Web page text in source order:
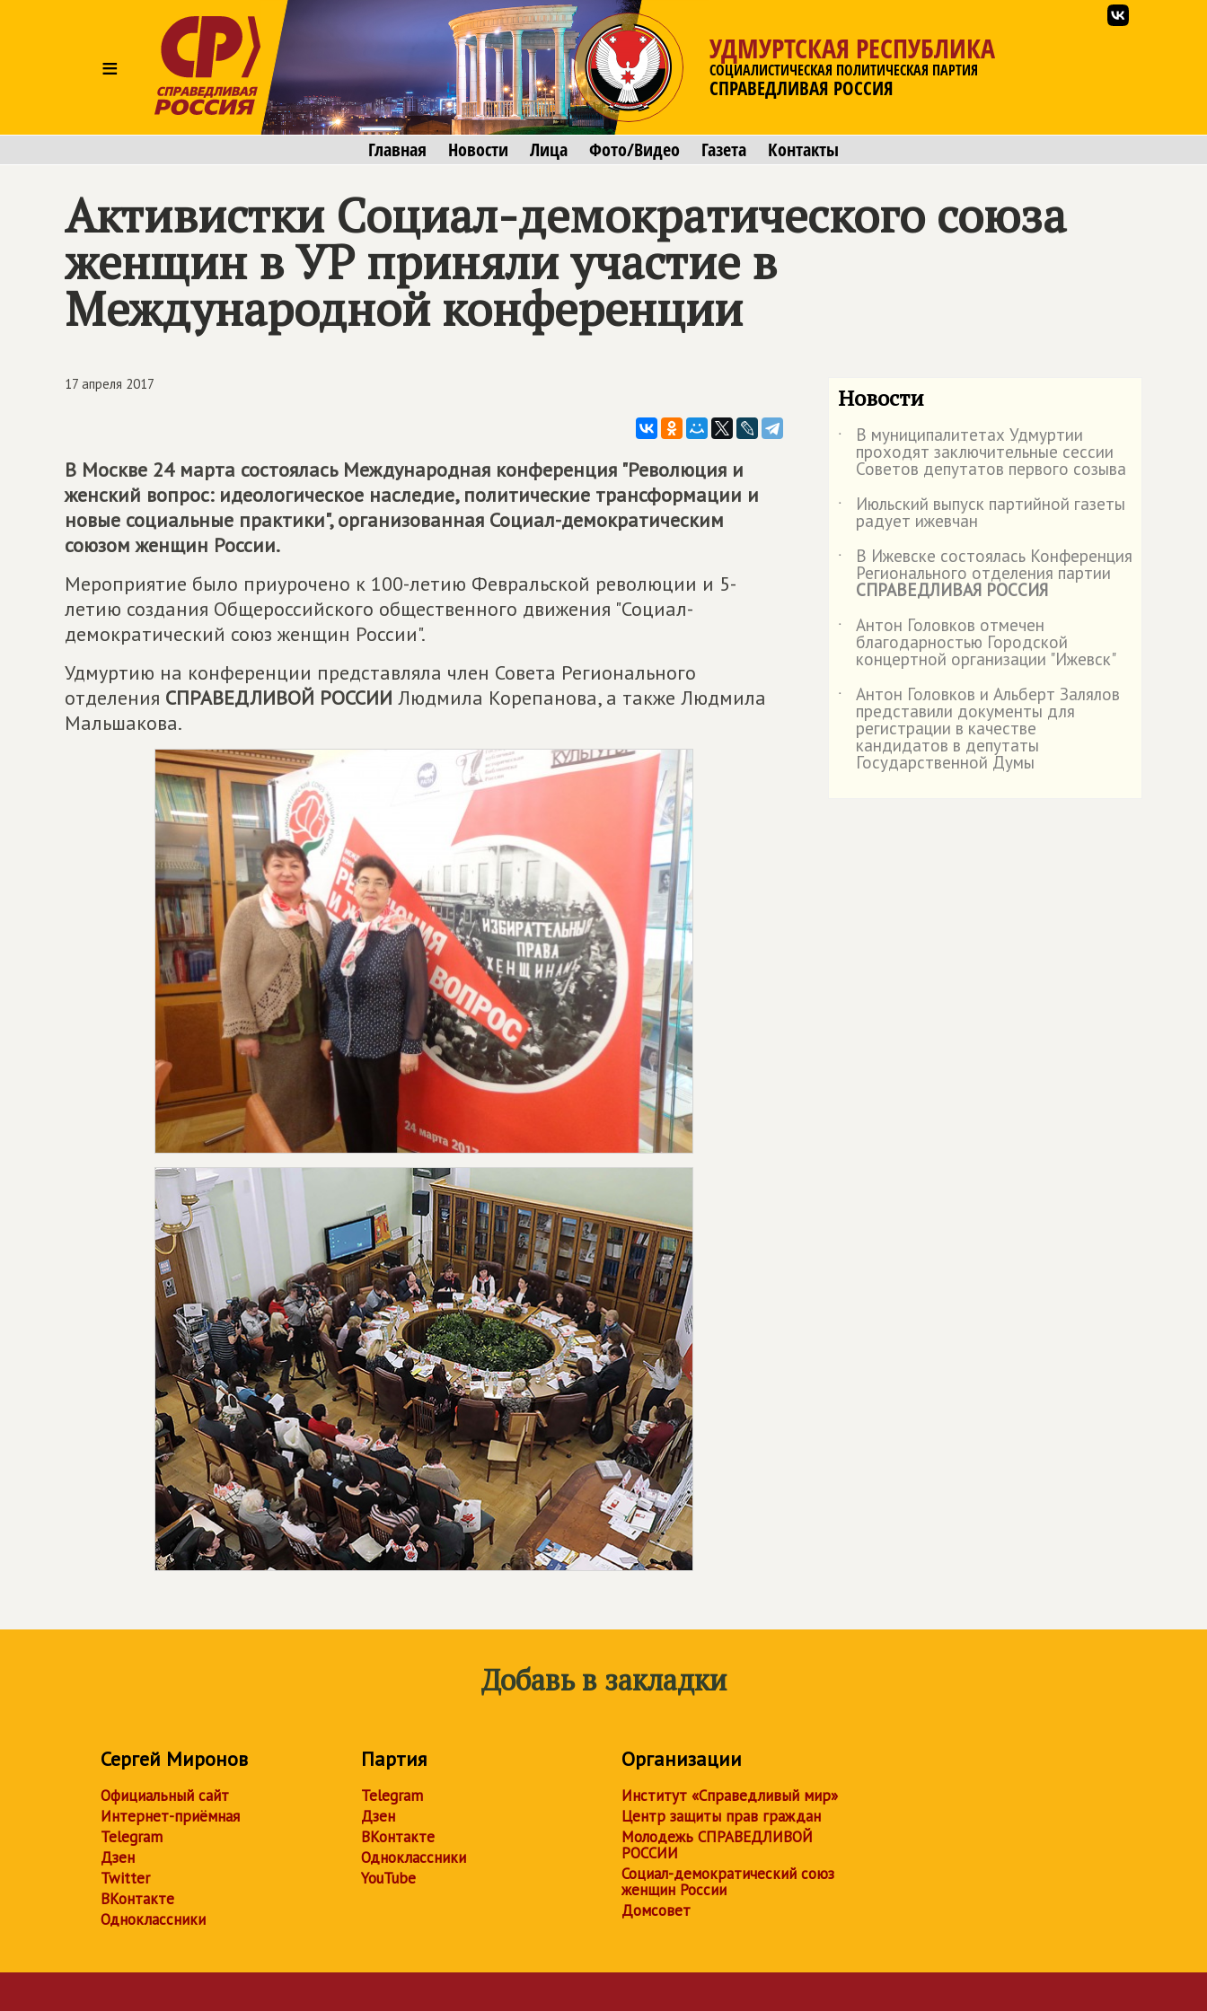
≡
УДМУРТСКАЯ РЕСПУБЛИКА
СОЦИАЛИСТИЧЕСКАЯ ПОЛИТИЧЕСКАЯ ПАРТИЯ
СПРАВЕДЛИВАЯ РОССИЯ
Главная Новости Лица Фото/Видео Газета Контакты
Активистки Социал-демократического союза
женщин в УР приняли участие в
Международной конференции
17 апреля 2017
В Москве 24 марта состоялась Международная конференция "Революция и
женский вопрос: идеологическое наследие, политические трансформации и
новые социальные практики", организованная Социал-демократическим
союзом женщин России.
Мероприятие было приурочено к 100-летию Февральской революции и 5-
летию создания Общероссийского общественного движения "Социал-
демократический союз женщин России".
Удмуртию на конференции представляла член Совета Регионального
отделения СПРАВЕДЛИВОЙ РОССИИ Людмила Корепанова, а также Людмила
Мальшакова.
Новости
˙ В муниципалитетах Удмуртии
проходят заключительные сессии
Советов депутатов первого созыва
˙
Июльский выпуск партийной газеты
радует ижевчан
˙
В Ижевске состоялась Конференция
Регионального отделения партии
СПРАВЕДЛИВАЯ РОССИЯ
˙
Антон Головков отмечен
благодарностью Городской
концертной организации "Ижевск"
˙
Антон Головков и Альберт Залялов
представили документы для
регистрации в качестве
кандидатов в депутаты
Государственной Думы
Добавь в закладки
Сергей Миронов
Официальный сайт
Интернет-приёмная
Telegram
Дзен
Twitter
ВКонтакте
Одноклассники
Партия
Telegram
Дзен
ВКонтакте
Одноклассники
YouTube
Организации
Институт «Справедливый мир»
Центр защиты прав граждан
Молодежь СПРАВЕДЛИВОЙ
РОССИИ
Социал-демократический союз
женщин России
Домсовет